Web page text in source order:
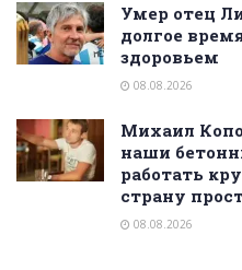
Умер отец
долгое
здоровьем
08.08.2026
Михаил
наши
работать
страну
08.08.2026